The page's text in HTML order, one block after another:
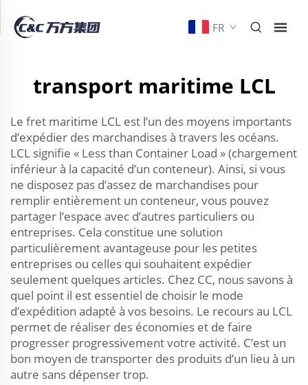
FR
transport maritime LCL
Le fret maritime LCL est l’un des moyens importants
d’expédier des marchandises à travers les océans.
LCL signifie « Less than Container Load » (chargement
inférieur à la capacité d’un conteneur). Ainsi, si vous
ne disposez pas d’assez de marchandises pour
remplir entièrement un conteneur, vous pouvez
partager l’espace avec d’autres particuliers ou
entreprises. Cela constitue une solution
particulièrement avantageuse pour les petites
entreprises ou celles qui souhaitent expédier
seulement quelques articles. Chez CC, nous savons à
quel point il est essentiel de choisir le mode
d’expédition adapté à vos besoins. Le recours au LCL
permet de réaliser des économies et de faire
progresser progressivement votre activité. C’est un
bon moyen de transporter des produits d’un lieu à un
autre sans dépenser trop.